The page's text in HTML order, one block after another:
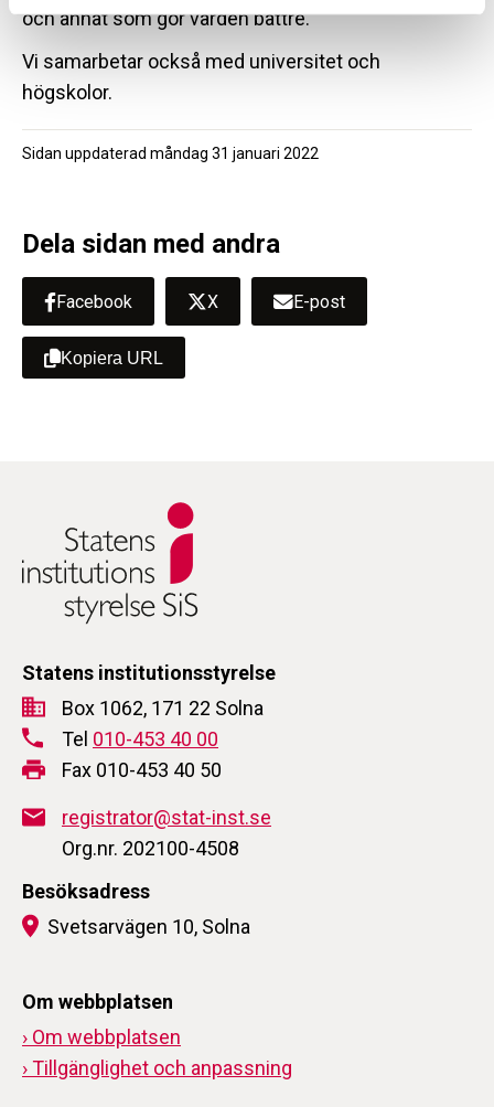
och annat som gör vården bättre.
Vi samarbetar också med universitet och
högskolor.
Sidan uppdaterad måndag 31 januari 2022
Dela sidan med andra
Facebook X E-post
Kopiera URL
Statens institutionsstyrelse
Box 1062, 171 22 Solna
Tel 010-453 40 00
Fax 010-453 40 50
registrator@stat-inst.se
Org.nr. 202100-4508
Besöksadress
Svetsarvägen 10, Solna
Om webbplatsen
› Om webbplatsen
› Tillgänglighet och anpassning